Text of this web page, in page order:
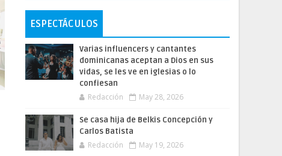
ESPECTÁCULOS
Varias influencers y cantantes
dominicanas aceptan a Dios en sus
vidas, se les ve en iglesias o lo
confiesan
Redacción May 28, 2026
Se casa hija de Belkis Concepción y
Carlos Batista
Redacción May 19, 2026